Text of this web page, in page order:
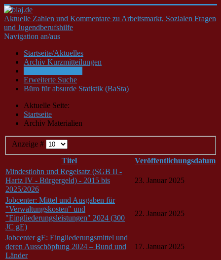
Aktuelle Zahlen und Kommentare zu Arbeitsmarkt, Sozialen Fragen
und Jugendberufshilfe
Navigation an/aus
Startseite/Aktuelles
Archiv Kurzmitteilungen
Erweiterte Suche
Büro für absurde Statistik (BaSta)
Aktuelle Seite:
Startseite
Archiv Materialien
Anzeige #
Titel
Veröffentlichungsdatum
Mindestlohn und Regelsatz (SGB II -
Hartz IV - Bürgergeld) - 2015 bis
2025/2026
23. Januar 2025
Jobcenter: Mittel und Ausgaben für
"Verwaltungskosten" und
"Eingliederungsleistungen" 2024 (300
JC gE)
22. Januar 2025
Jobcenter gE: Eingliederungsmittel und
deren Ausschöpfung 2024 – Bund und
Länder
17. Januar 2025